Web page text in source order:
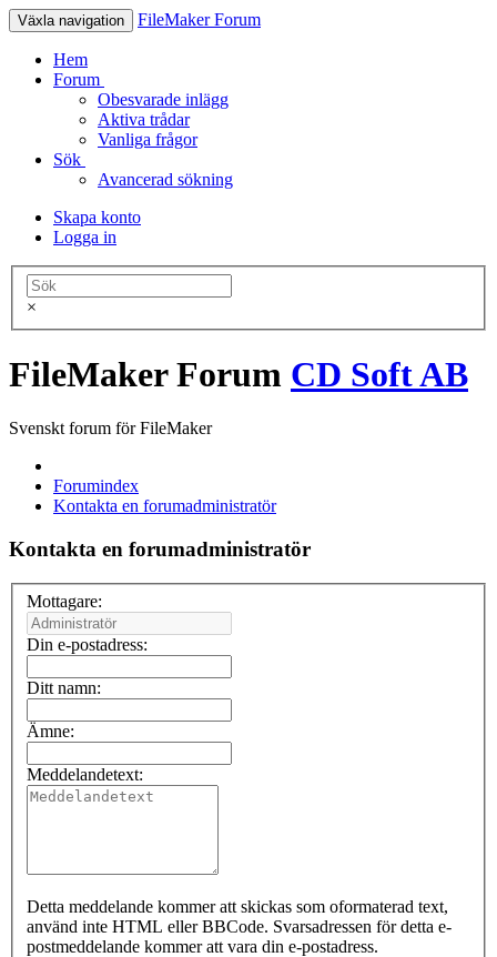
Växla navigation FileMaker Forum
Hem
Forum
Obesvarade inlägg
Aktiva trådar
Vanliga frågor
Sök
Avancerad sökning
Skapa konto
Logga in
×
FileMaker Forum CD Soft AB
Svenskt forum för FileMaker
Forumindex
Kontakta en forumadministratör
Kontakta en forumadministratör
Mottagare:
Din e-postadress:
Ditt namn:
Ämne:
Meddelandetext:
Detta meddelande kommer att skickas som oformaterad text,
använd inte HTML eller BBCode. Svarsadressen för detta e-
postmeddelande kommer att vara din e-postadress.